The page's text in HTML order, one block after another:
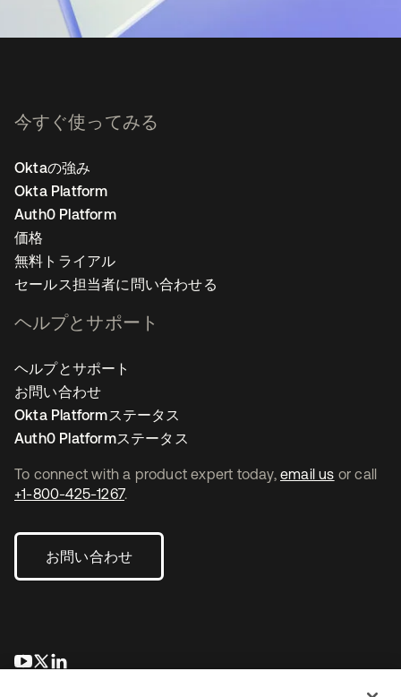
To connect with a product expert today, email us or call
+1-800-425-1267.
お問い合わせ
新しいタブで開く
新しいタブで開く
今すぐ使ってみる
Oktaの強み
Okta Platform
Auth0 Platform
価格
無料トライアル
セールス担当者に問い合わせる
ヘルプとサポート
ヘルプとサポート
お問い合わせ
Okta Platformステータス
Auth0 Platformステータス